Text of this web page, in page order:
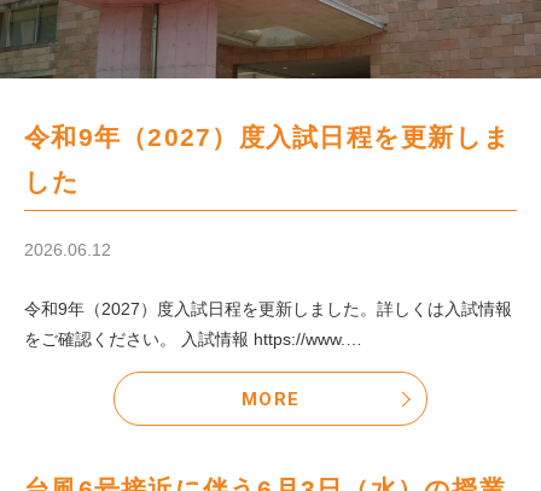
令和9年（2027）度入試日程を更新しま
した
2026.06.12
令和9年（2027）度入試日程を更新しました。詳しくは入試情報
をご確認ください。 入試情報 https://www.…
MORE